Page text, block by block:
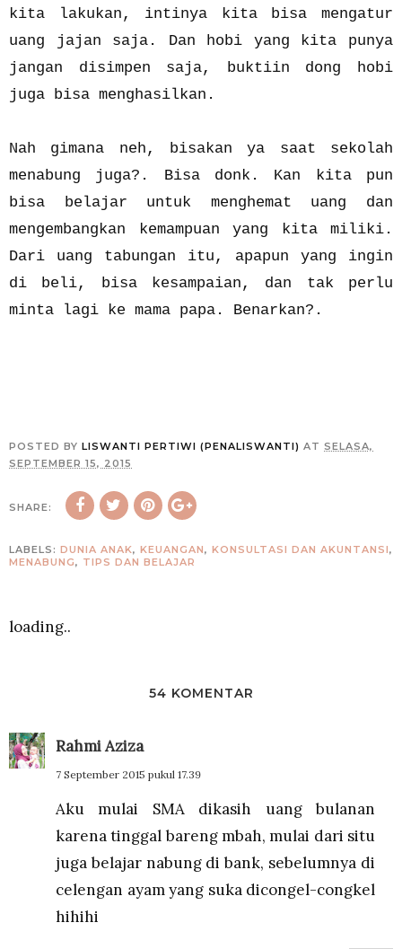
kita lakukan, intinya kita bisa mengatur
uang jajan saja. Dan hobi yang kita punya
jangan disimpen saja, buktiin dong hobi
juga bisa menghasilkan.
Nah gimana neh, bisakan ya saat sekolah
menabung juga?. Bisa donk. Kan kita pun
bisa belajar untuk menghemat uang dan
mengembangkan kemampuan yang kita miliki.
Dari uang tabungan itu, apapun yang ingin
di beli, bisa kesampaian, dan tak perlu
minta lagi ke mama papa. Benarkan?.
POSTED BY LISWANTI PERTIWI (PENALISWANTI) AT SELASA,
SEPTEMBER 15, 2015
SHARE:
LABELS: DUNIA ANAK, KEUANGAN, KONSULTASI DAN AKUNTANSI,
MENABUNG, TIPS DAN BELAJAR
loading..
54 KOMENTAR
Rahmi Aziza
7 September 2015 pukul 17.39
Aku mulai SMA dikasih uang bulanan
karena tinggal bareng mbah, mulai dari situ
juga belajar nabung di bank, sebelumnya di
celengan ayam yang suka dicongel-congkel
hihihi